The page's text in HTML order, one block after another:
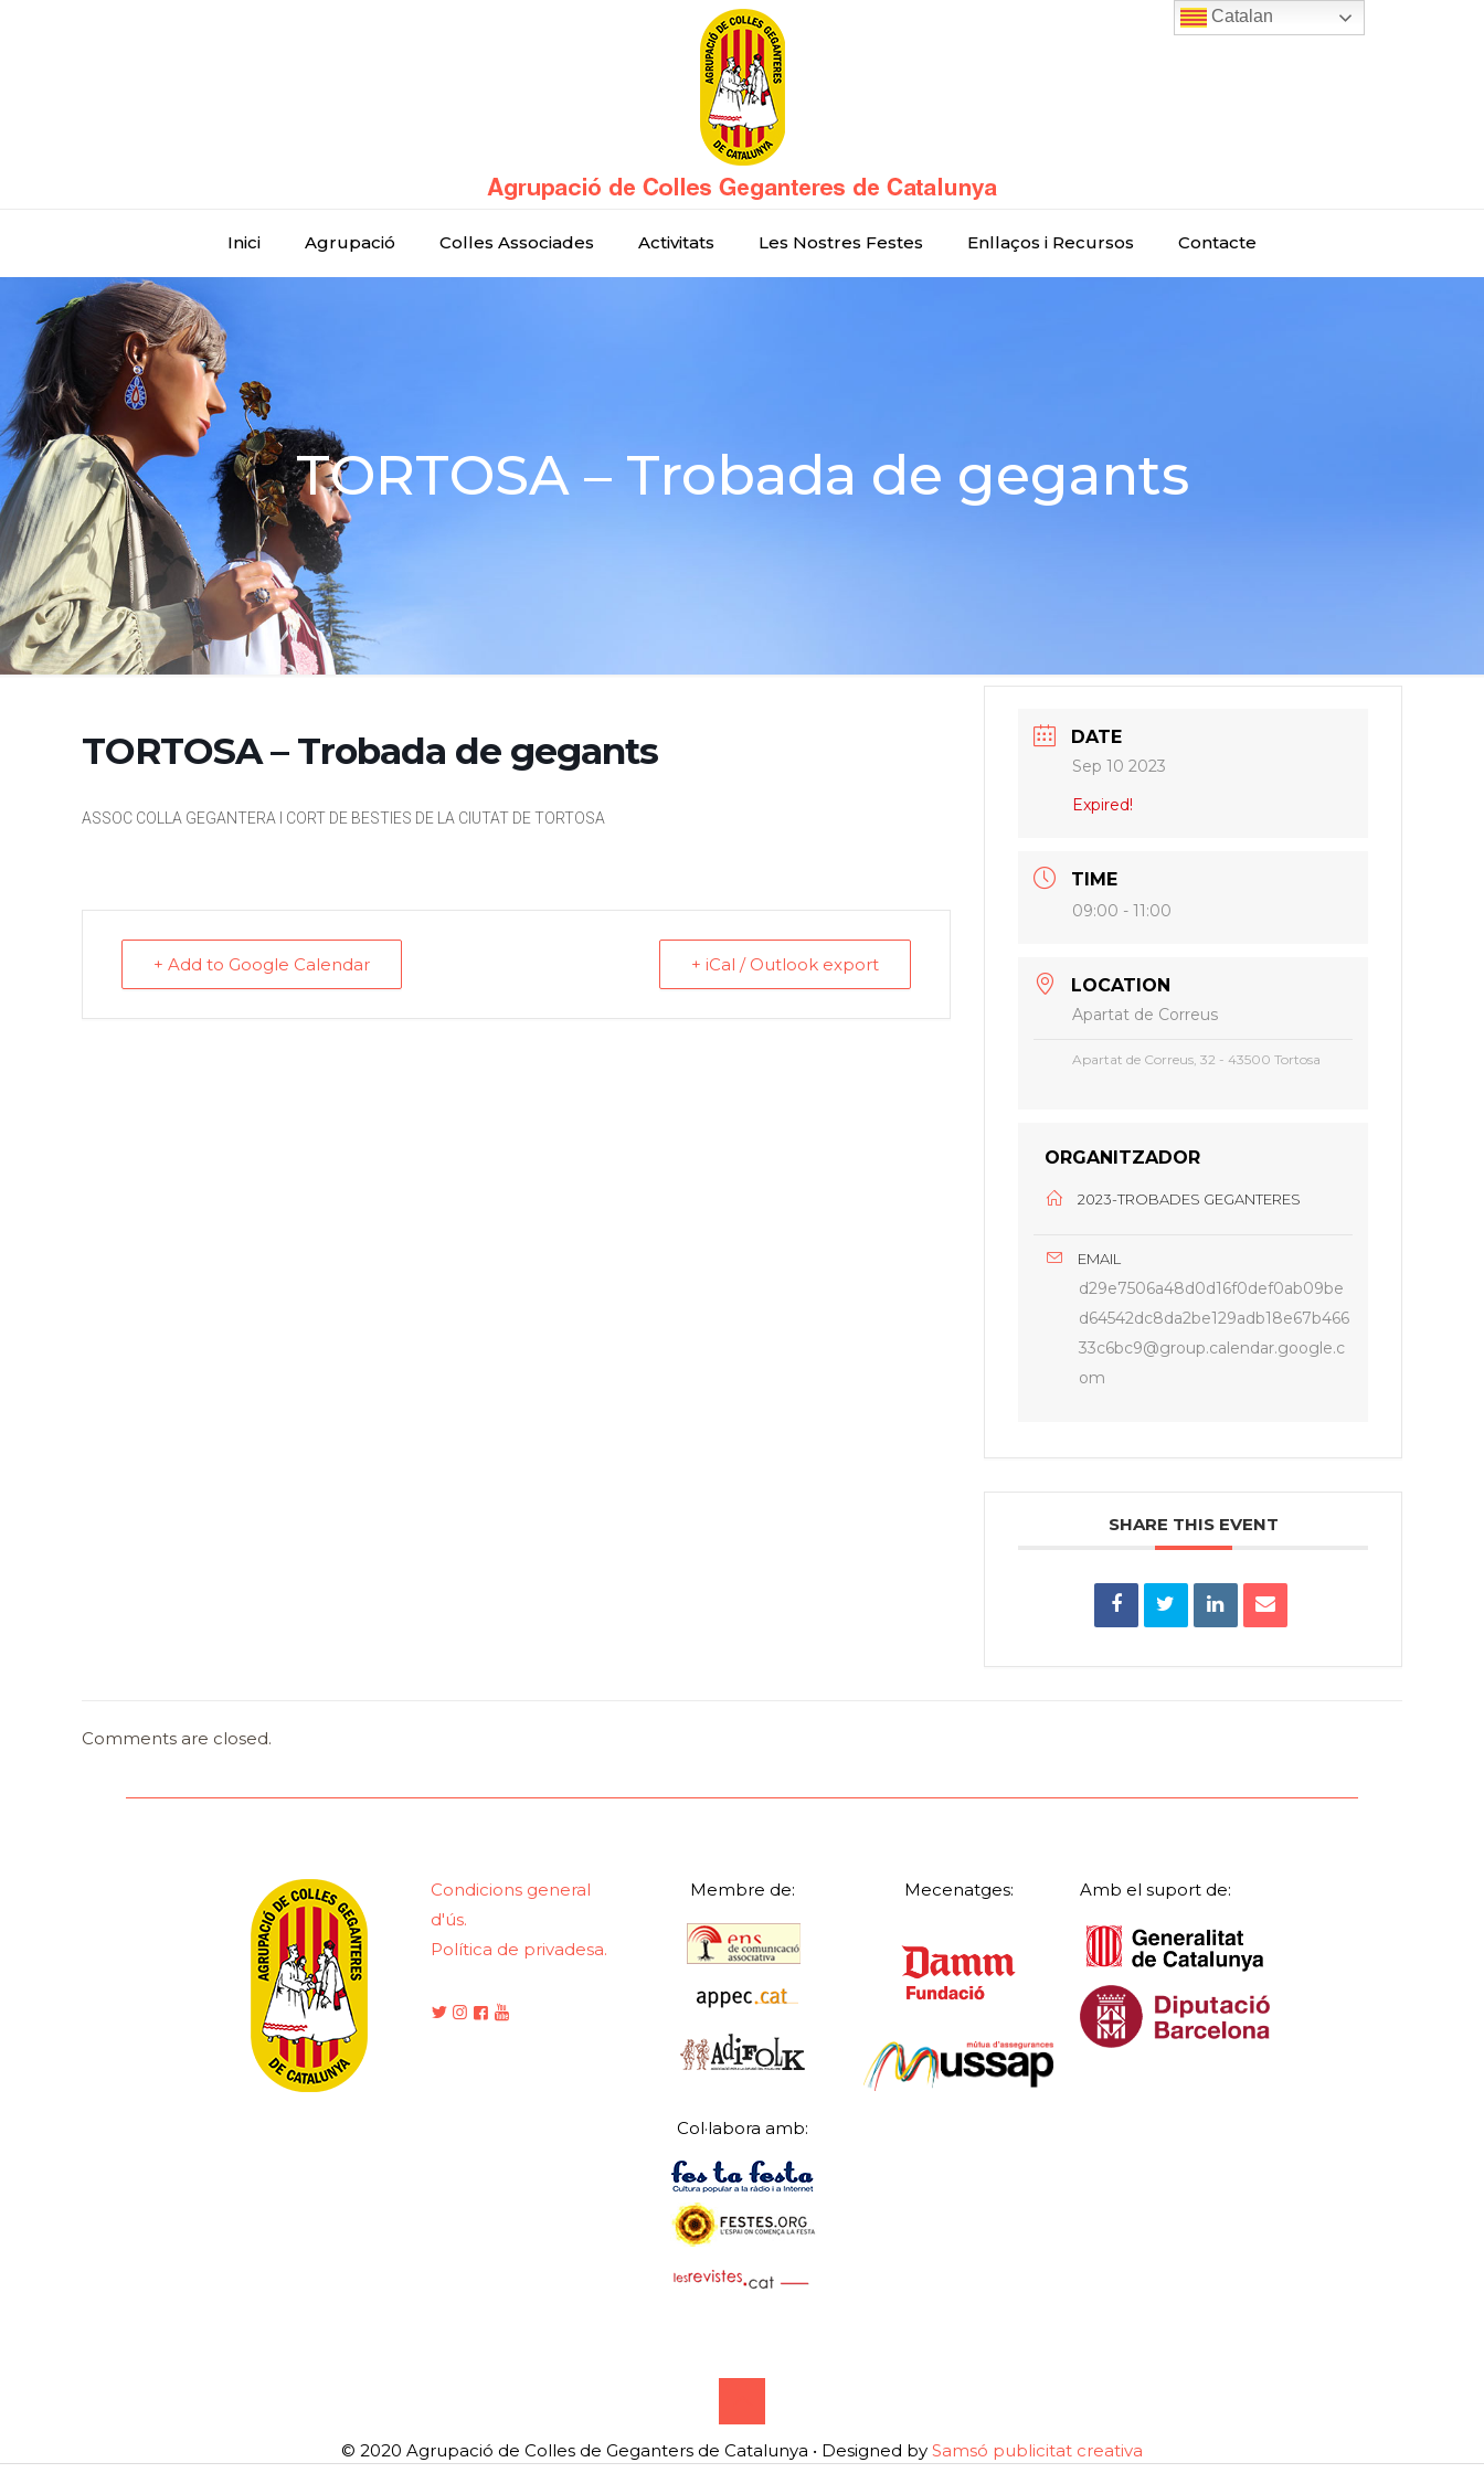
Inici Agrupació Colles Associades Activitats Les Nostres Festes Enllaços i Recursos Contacte
TORTOSA – Trobada de gegants
TORTOSA – Trobada de gegants
ASSOC COLLA GEGANTERA I CORT DE BESTIES DE LA CIUTAT DE TORTOSA
+ Add to Google Calendar + iCal / Outlook export
DATE
Sep 10 2023
Expired!
TIME
09:00 - 11:00
LOCATION
Apartat de Correus
Apartat de Correus, 32 - 43500 Tortosa
ORGANITZADOR
2023-TROBADES GEGANTERES
EMAIL
d29e7506a48d0d16f0def0ab09be
d64542dc8da2be129adb18e67b466
33c6bc9@group.calendar.google.c
om
SHARE THIS EVENT
Comments are closed.
Condicions general
d'ús.
Política de privadesa.
Membre de:
Col·labora amb:
Mecenatges: Amb el suport de:
© 2020 Agrupació de Colles de Geganters de Catalunya • Designed by Samsó publicitat creativa
Catalan